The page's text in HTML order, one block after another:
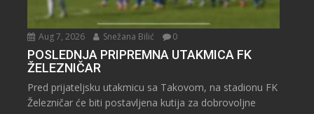
Aug 7, 2026 Snežana Bilić 0
POSLEDNJA PRIPREMNA UTAKMICA FK
ŽELEZNIČAR
Pred prijateljsku utakmicu sa Takovom, na stadionu FK
Železničar će biti postavljena kutija za dobrovoljne